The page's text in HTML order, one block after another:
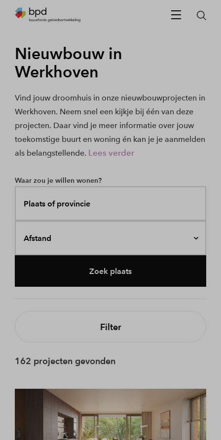
Nieuwbouw in
Werkhoven
Vind jouw droomhuis in onze nieuwbouwprojecten in
Werkhoven. Neem snel een kijkje bij één van deze
projecten. Daar vind je meer informatie over jouw
toekomstige buurt en woning én kan je je aanmelden
als belangstellende. Lees verder
Waar zou je willen wonen?
Plaats of provincie
Afstand
Zoek plaats
Filter
162 projecten gevonden